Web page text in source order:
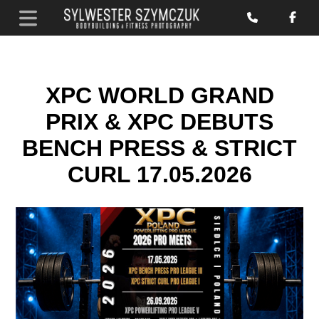
XPC WORLD GRAND
PRIX & XPC DEBUTS
BENCH PRESS & STRICT
CURL 17.05.2026